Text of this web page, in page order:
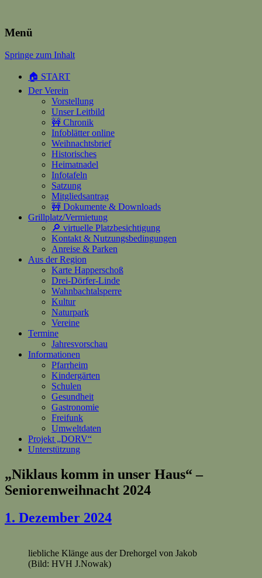
Heimatverein Happerschoss
Suchen
Menü
Springe zum Inhalt
🏠 START
Der Verein
Vorstellung
Unser Leitbild
🚧 Chronik
Infoblätter online
Weihnachtsbrief
Historisches
Heimatnadel
Infotafeln
Satzung
Mitgliedsantrag
🚧 Dokumente & Downloads
Grillplatz/Vermietung
🔎 virtuelle Platzbesichtigung
Kontakt & Nutzungsbedingungen
Anreise & Parken
Aus der Region
Karte Happerschoß
Drei-Dörfer-Linde
Wahnbachtalsperre
Kultur
Naturpark
Vereine
Termine
Jahresvorschau
Informationen
Pfarrheim
Kindergärten
Schulen
Gesundheit
Gastronomie
Freifunk
Umweltdaten
Projekt „DORV“
Unterstützung
„Niklaus komm in unser Haus“ –
Seniorenweihnacht 2024
1. Dezember 2024
liebliche Klänge aus der Drehorgel von Jakob
(Bild: HVH J.Nowak)